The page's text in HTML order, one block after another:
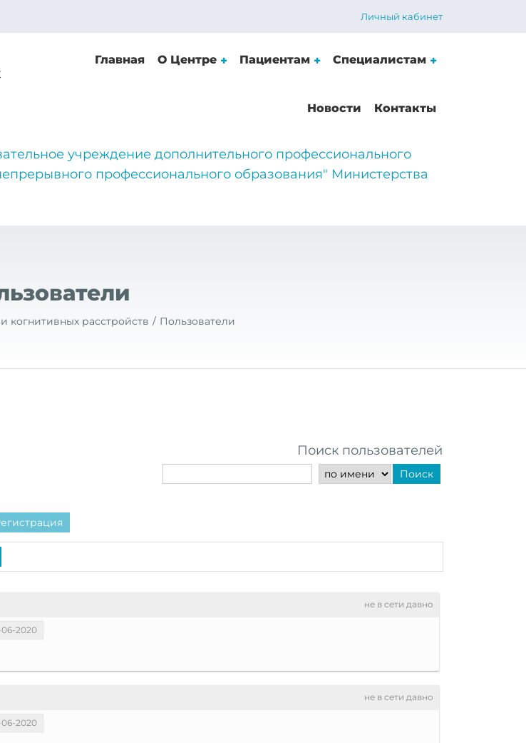
Личный кабинет
Главная О Центре Пациентам Специалистам
Новости Контакты
учреждение дополнительного профессионального
профессионального образования" Министерства
когнитивных расстройств Пользователи
Поиск пользователей
Поиск
не в сети давно
06-2020
не в сети давно
06-2020